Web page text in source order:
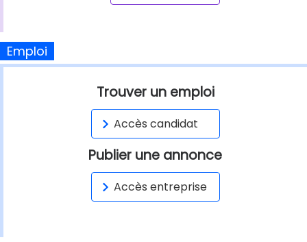
Emploi
Trouver un emploi
Accès candidat
Publier une annonce
Accès entreprise